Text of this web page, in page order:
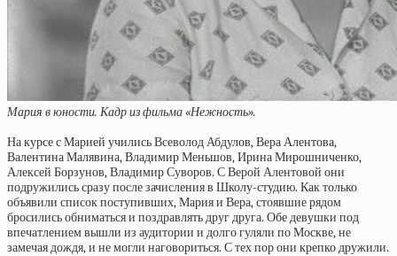
Мария в юности. Кадр из фильма «Нежность».
На курсе с Марией учились Всеволод Абдулов, Вера Алентова,
Валентина Малявина, Владимир Меньшов, Ирина Мирошниченко,
Алексей Борзунов, Владимир Суворов. С Верой Алентовой они
подружились сразу после зачисления в Школу-студию. Как только
объявили список поступивших, Мария и Вера, стоявшие рядом
бросились обниматься и поздравлять друг друга. Обе девушки под
впечатлением вышли из аудитории и долго гуляли по Москве, не
замечая дождя, и не могли наговориться. С тех пор они крепко дружили.